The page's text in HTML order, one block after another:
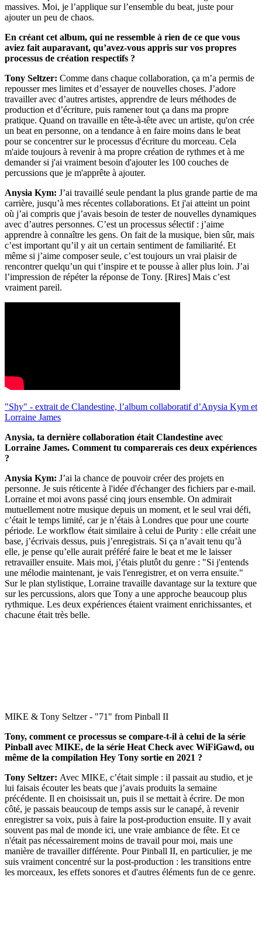
massives. Moi, je l’applique sur l’ensemble du beat, juste pour
ajouter un peu de chaos.
En créant cet album, qui ne ressemble à rien de ce que vous
aviez fait auparavant, qu’avez-vous appris sur vos propres
processus de création respectifs ?
Tony Seltzer: Comme dans chaque collaboration, ça m’a permis de
repousser mes limites et d’essayer de nouvelles choses. J’adore
travailler avec d’autres artistes, apprendre de leurs méthodes de
production et d’écriture, puis ramener tout ça dans ma propre
pratique. Quand on travaille en tête-à-tête avec un artiste, qu'on crée
un beat en personne, on a tendance à en faire moins dans le beat
pour se concentrer sur le processus d'écriture du morceau. Cela
m'aide toujours à revenir à ma propre création de rythmes et à me
demander si j'ai vraiment besoin d'ajouter les 100 couches de
percussions que je m'apprête à ajouter.
Anysia Kym: J’ai travaillé seule pendant la plus grande partie de ma
carrière, jusqu’à mes récentes collaborations. Et j'ai atteint un point
où j’ai compris que j’avais besoin de tester de nouvelles dynamiques
avec d’autres personnes. C’est un processus sélectif : j’aime
apprendre à connaître les gens. On fait de la musique, bien sûr, mais
c’est important qu’il y ait un certain sentiment de familiarité. Et
même si j’aime composer seule, c’est toujours un vrai plaisir de
rencontrer quelqu’un qui t’inspire et te pousse à aller plus loin. J’ai
l’impression de répéter la réponse de Tony. [Rires] Mais c’est
vraiment pareil.
"Shy" - extrait de Clandestine, l’album collaboratif d’Anysia Kym et
Lorraine James
Anysia, ta dernière collaboration était Clandestine avec
Lorraine James. Comment tu comparerais ces deux expériences
?
Anysia Kym: J’ai la chance de pouvoir créer des projets en
personne. Je suis réticente à l'idée d'échanger des fichiers par e-mail.
Lorraine et moi avons passé cinq jours ensemble. On admirait
mutuellement notre musique depuis un moment, et le seul vrai défi,
c’était le temps limité, car je n’étais à Londres que pour une courte
période. Le workflow était similaire à celui de Purity : elle créait une
base, j’écrivais dessus, puis j’enregistrais. Si ça n’avait tenu qu’à
elle, je pense qu’elle aurait préféré faire le beat et me le laisser
retravailler ensuite. Mais moi, j’étais plutôt du genre : "Si j'entends
une mélodie maintenant, je vais l'enregistrer, et on verra ensuite."
Sur le plan stylistique, Lorraine travaille davantage sur la texture que
sur les percussions, alors que Tony a une approche beaucoup plus
rythmique. Les deux expériences étaient vraiment enrichissantes, et
chacune était très belle.
MIKE & Tony Seltzer - "71" from Pinball II
Tony, comment ce processus se compare-t-il à celui de la série
Pinball avec MIKE, de la série Heat Check avec WiFiGawd, ou
même de la compilation Hey Tony sortie en 2021 ?
Tony Seltzer: Avec MIKE, c’était simple : il passait au studio, et je
lui faisais écouter les beats que j’avais produits la semaine
précédente. Il en choisissait un, puis il se mettait à écrire. De mon
côté, je passais beaucoup de temps assis sur le canapé, à revenir
enregistrer sa voix, puis à faire la post-production ensuite. Il y avait
souvent pas mal de monde ici, une vraie ambiance de fête. Et ce
n'était pas nécessairement moins de travail pour moi, mais une
manière de travailler différente. Pour Pinball II, en particulier, je me
suis vraiment concentré sur la post-production : les transitions entre
les morceaux, les effets sonores et d'autres éléments fun de ce genre.